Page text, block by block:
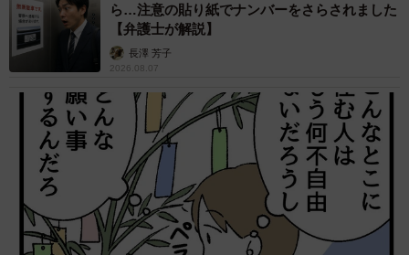
ら…注意の貼り紙でナンバーをさらされました
【弁護士が解説】
長澤 芳子
2026.08.07